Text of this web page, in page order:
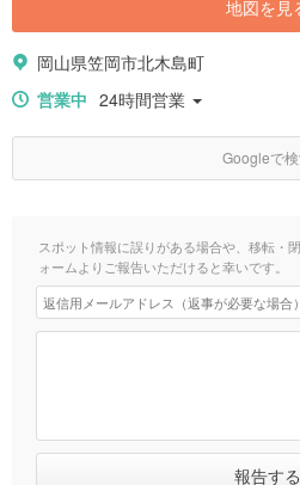
地図を見
岡山県笠岡市北木島町
営業中 24時間営業
Googleで
スポット情報に誤りがある場合や、移転・
ォームよりご報告いただけると幸いです。